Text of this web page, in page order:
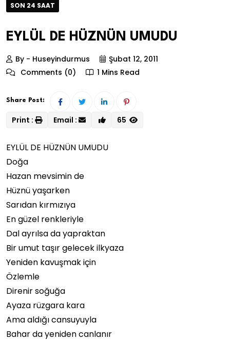
SON 24 SAAT
EYLÜL DE HÜZNÜN UMUDU
By - Huseyindurmus
Şubat 12, 2011
Comments (0)
1 Mins Read
Share Post:
Print : Email : 65
EYLÜL DE HÜZNÜN UMUDU
Doğa
Hazan mevsimin de
Hüznü yaşarken
Sarıdan kırmızıya
En güzel renkleriyle
Dal ayrılsa da yapraktan
Bir umut taşır gelecek ilkyaza
Yeniden kavuşmak için
Özlemle
Direnir soğuğa
Ayaza rüzgara kara
Ama aldığı cansuyuyla
Bahar da yeniden canlanır